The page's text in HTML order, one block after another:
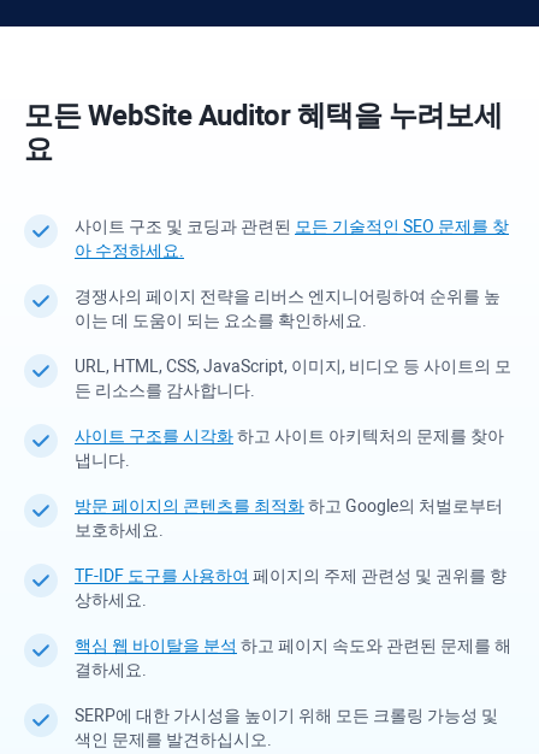
모든WebSite Auditor혜택을 누려보세
요
사이트 구조 및 코딩과 관련된 모든 기술적인 SEO 문제를 찾
아 수정하세요.
경쟁사의 페이지 전략을 리버스 엔지니어링하여 순위를 높
이는 데 도움이 되는 요소를 확인하세요.
URL, HTML, CSS, JavaScript, 이미지, 비디오 등 사이트의 모
든 리소스를 감사합니다.
사이트 구조를 시각화하고 사이트 아키텍처의 문제를 찾아
냅니다.
방문 페이지의 콘텐츠를 최적화하고 Google의 처벌로부터
보호하세요.
TF-IDF 도구를 사용하여 페이지의 주제 관련성 및 권위를 향
상하세요.
핵심 웹 바이탈을 분석 하고 페이지 속도와 관련된 문제를 해
결하세요.
SERP에 대한 가시성을 높이기 위해 모든 크롤링 가능성 및
색인 문제를 발견하십시오.